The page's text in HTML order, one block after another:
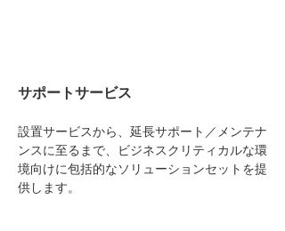
サポートサービス
設置サービスから、延長サポート／メンテナ
ンスに至るまで、ビジネスクリティカルな環
境向けに包括的なソリューションセットを提
供します。